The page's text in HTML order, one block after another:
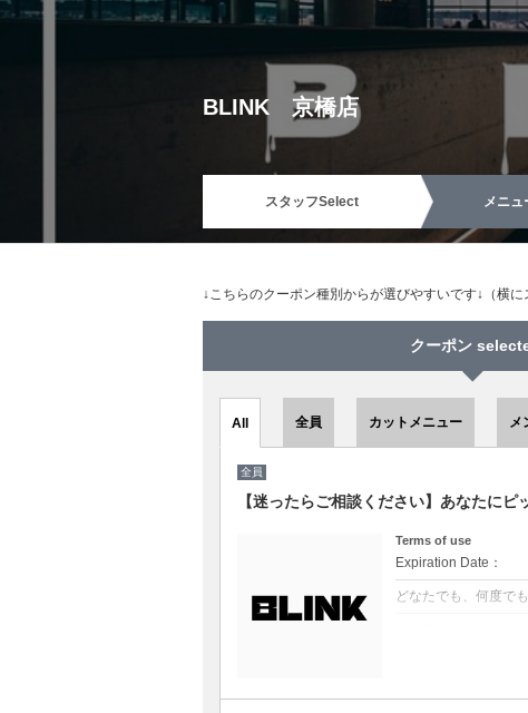
BLINK 京橋店
スタッフSelect メニュ
↓こちらのクーポン種別からが選びやすいです↓（横に
クーポン
All 全員 カットメニュー メ
全員
【迷ったらご相談ください】あなたにピ
Terms of use
Expiration Date：
どなたでも、何度で
※縮毛矯正を悩まれ